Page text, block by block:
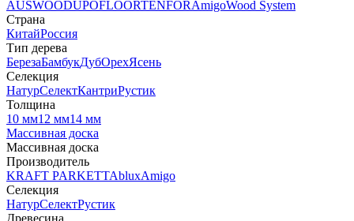
AUSWOODUPOFLOORTENFORAmigoWood System
Страна
КитайРоссия
Тип дерева
БерезаБамбукДубОрехЯсень
Селекция
НатурСелектКантриРустик
Толщина
10 мм12 мм14 мм
Массивная доска
Массивная доска
Производитель
KRAFT PARKETTAbluxAmigo
Селекция
НатурСелектРустик
Древесина